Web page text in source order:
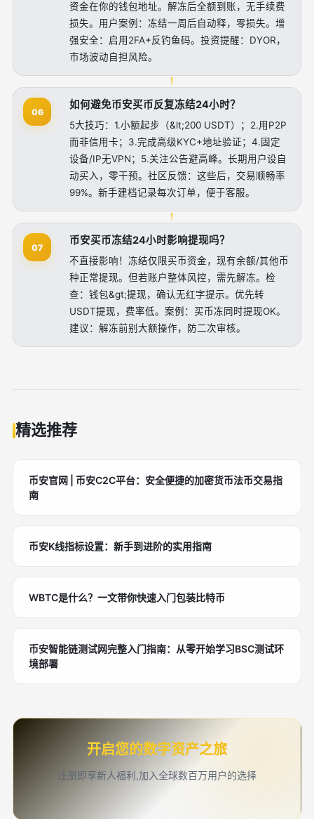
资金在你的钱包地址。解冻后全额到账，无手续费
损失。用户案例：冻结一周后自动释，零损失。增
强安全：启用2FA+反钓鱼码。投资提醒：DYOR，
市场波动自担风险。
06
如何避免币安买币反复冻结24小时？
5大技巧：1.小额起步（&lt;200 USDT）；2.用P2P
而非信用卡；3.完成高级KYC+地址验证；4.固定
设备/IP无VPN；5.关注公告避高峰。长期用户设自
动买入，零干预。社区反馈：这些后，交易顺畅率
99%。新手建档记录每次订单，便于客服。
07
币安买币冻结24小时影响提现吗？
不直接影响！冻结仅限买币资金，现有余额/其他币
种正常提现。但若账户整体风控，需先解冻。检
查：钱包&gt;提现，确认无红字提示。优先转
USDT提现，费率低。案例：买币冻同时提现OK。
建议：解冻前别大额操作，防二次审核。
精选推荐
币安官网 | 币安C2C平台：安全便捷的加密货币法币交易指
南
币安K线指标设置：新手到进阶的实用指南
WBTC是什么？一文带你快速入门包装比特币
币安智能链测试网完整入门指南：从零开始学习BSC测试环
境部署
开启您的数字资产之旅
注册即享新人福利,加入全球数百万用户的选择